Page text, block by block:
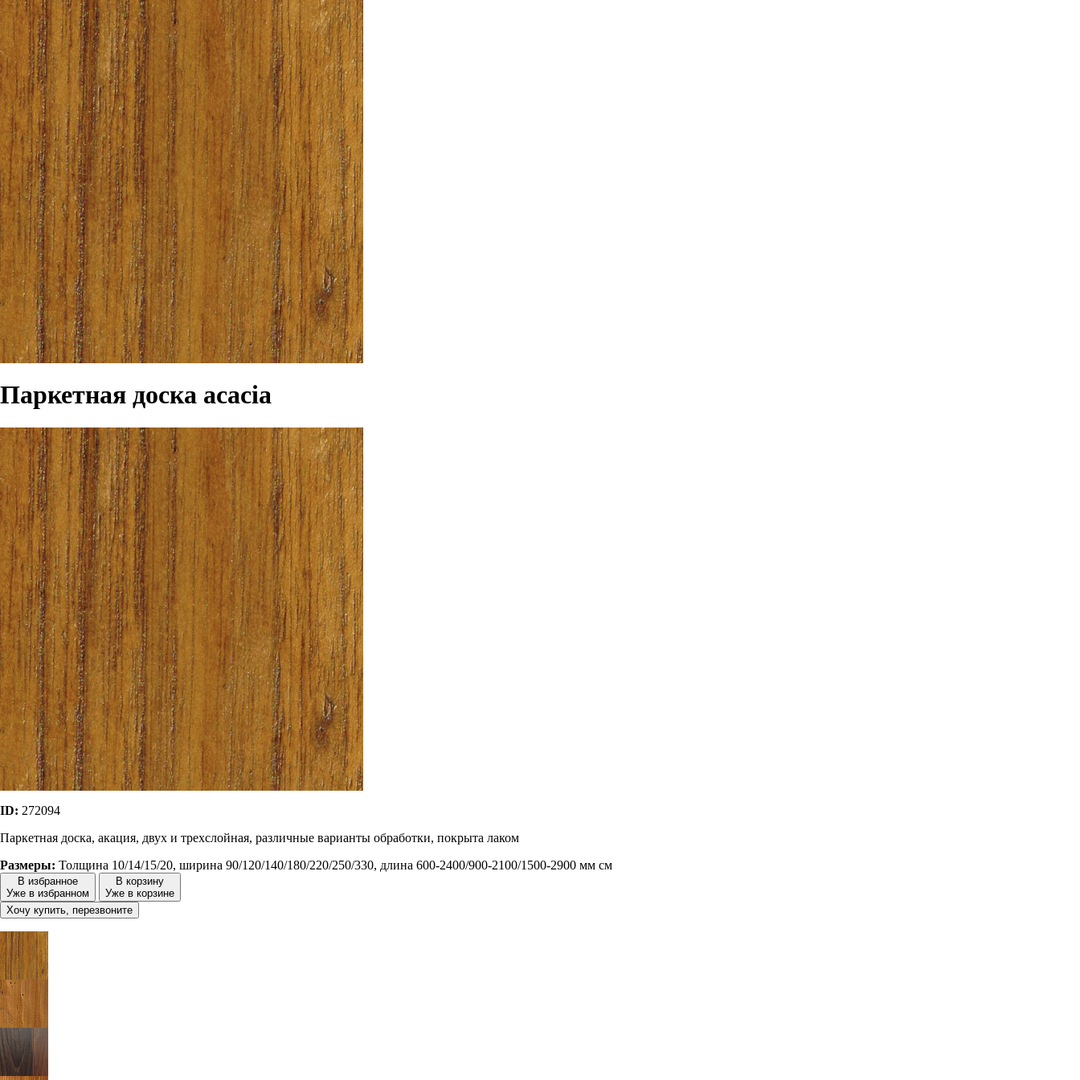
Паркетная доска acacia
ID: 272094
Паркетная доска, акация, двух и трехслойная, различные варианты обработки, покрыта лаком
Размеры: Толщина 10/14/15/20, ширина 90/120/140/180/220/250/330, длина 600-2400/900-2100/1500-2900 мм см
В избранное
Уже в избранном
В корзину
Уже в корзине
Хочу купить, перезвоните